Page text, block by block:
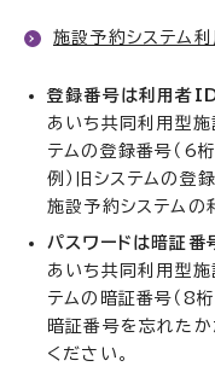
施設予約システム
登録番号は利用者
あいち共同利用型施
テムの登録番号（6桁
例）旧システムの
施設予約システ
パスワードは暗証番
あいち共同利用型施
テムの暗証番号（8桁
暗証番号を忘れた
ください。